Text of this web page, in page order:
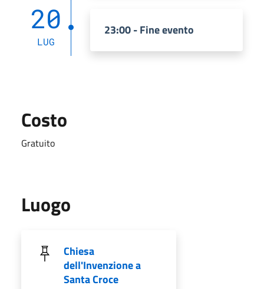
20
LUG
23:00 - Fine evento
Costo
Gratuito
Luogo
Chiesa
dell'Invenzione a
Santa Croce